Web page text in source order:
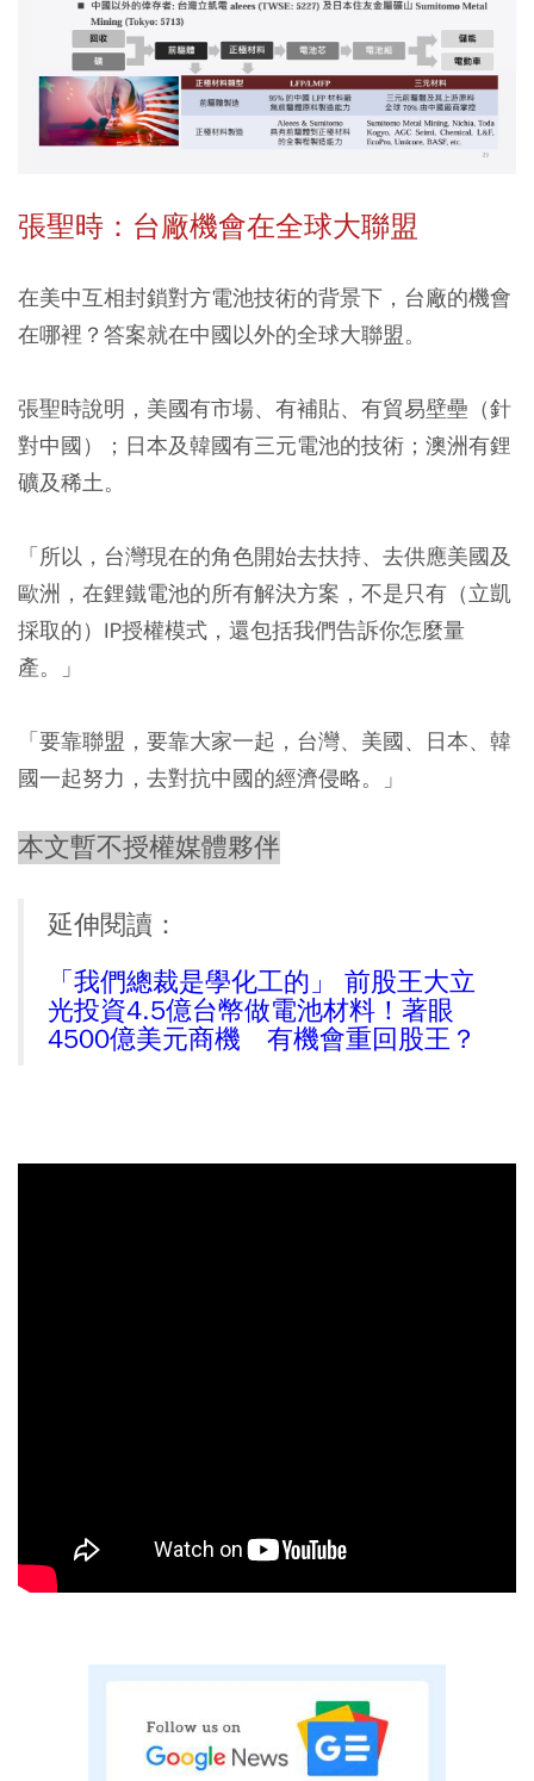
張聖時：台廠機會在全球大聯盟
在美中互相封鎖對方電池技術的背景下，台廠的機會
在哪裡？答案就在中國以外的全球大聯盟。
張聖時說明， 美國有市場、有補貼、有貿易壁壘（針
對中國）；日本及韓國有三元電池的技術；澳洲有鋰
礦及稀土。
「所以，台灣現在的角色開始去扶持、 去供應美國及
歐洲，在鋰鐵電池的所有解決方案 ，不是只有（立凱
採取的）IP授權模式，還包括我們告訴你怎麼量
產。」
「要靠聯盟，要靠大家一起，台灣、美國、日本、韓
國一起努力，去對抗中國的經濟侵略。」
本文暫不授權媒體夥伴
延伸閱讀：
「我們總裁是學化工的」 前股王大立
光投資4.5億台幣做電池材料！著眼
4500億美元商機 有機會重回股王？